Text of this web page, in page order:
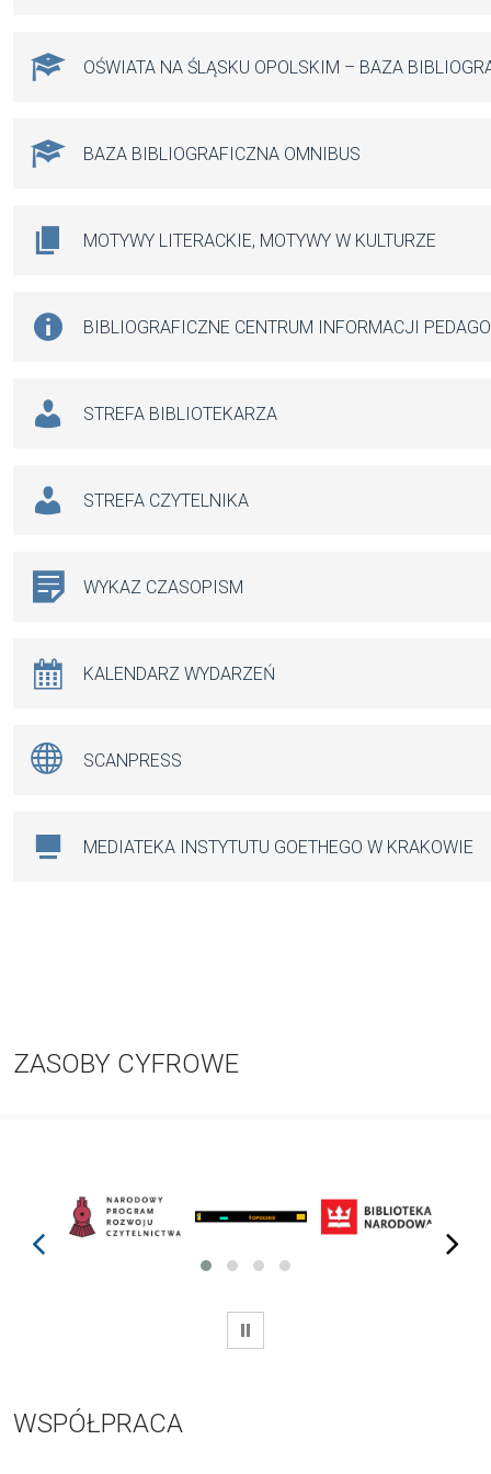
OŚWIATA NA ŚLĄSKU OPOLSKIM – BAZA
BAZA BIBLIOGRAFICZNA OMNIBUS
MOTYWY LITERACKIE, MOTYWY W KULTURZE
BIBLIOGRAFICZNE CENTRUM INFORMACJI
STREFA BIBLIOTEKARZA
STREFA CZYTELNIKA
WYKAZ CZASOPISM
KALENDARZ WYDARZEŃ
SCANPRESS
MEDIATEKA INSTYTUTU GOETHEGO W KRAKOWIE
ZASOBY CYFROWE
prev next
WSTRZYMAJ
WSPÓŁPRACA